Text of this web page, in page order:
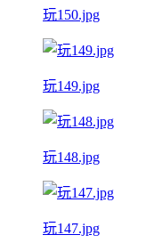
玩150.jpg
玩149.jpg
玩148.jpg
玩147.jpg